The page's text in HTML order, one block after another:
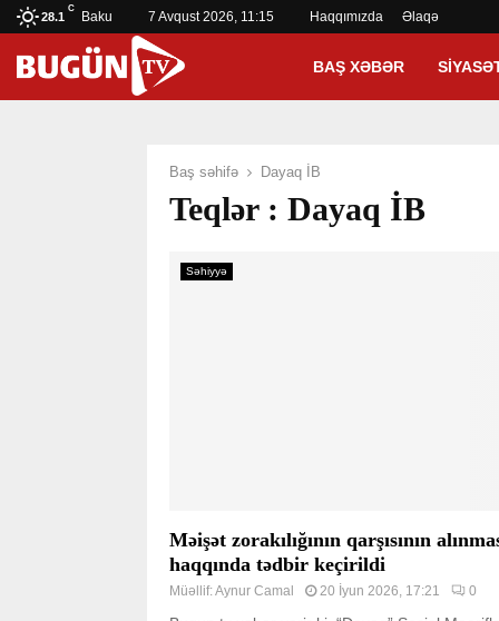
28.1
C
Baku 7 Avqust 2026, 11:15 Haqqımızda Əlaqə
BAŞ XƏBƏR
Baş səhifə Dayaq İB
Teqlər : Dayaq İB
Səhiyyə
Məişət zorakılığının qarşısının
haqqında tədbir keçirildi
Müəllif:Aynur Camal 20 İyun 2026, 17:21 0